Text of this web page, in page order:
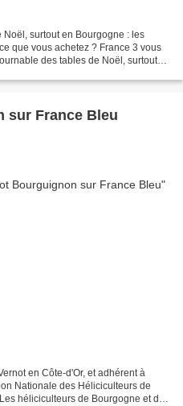
Noël, surtout en Bourgogne : les
que vous achetez ? France 3 vous
des tables de Noël, surtout
sur France Bleu
en Côte-d'Or, et adhérent à
Nationale des Héliciculteurs de
héliciculteurs de Bourgogne et de